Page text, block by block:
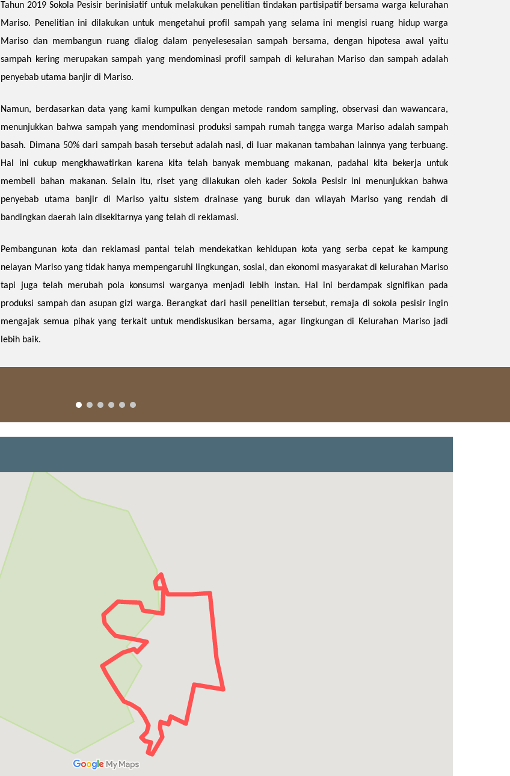
Tahun 2019 Sokola Pesisir berinisiatif untuk melakukan penelitian tindakan partisipatif bersama warga kelurahan
Mariso. Penelitian ini dilakukan untuk mengetahui profil sampah yang selama ini mengisi ruang hidup warga
Mariso dan membangun ruang dialog dalam penyelesesaian sampah bersama, dengan hipotesa awal yaitu
sampah kering merupakan sampah yang mendominasi profil sampah di kelurahan Mariso dan sampah adalah
penyebab utama banjir di Mariso.
Namun, berdasarkan data yang kami kumpulkan dengan metode random sampling, observasi dan wawancara,
menunjukkan bahwa sampah yang mendominasi produksi sampah rumah tangga warga Mariso adalah sampah
basah. Dimana 50% dari sampah basah tersebut adalah nasi, di luar makanan tambahan lainnya yang terbuang.
Hal ini cukup mengkhawatirkan karena kita telah banyak membuang makanan, padahal kita bekerja untuk
membeli bahan makanan. Selain itu, riset yang dilakukan oleh kader Sokola Pesisir ini menunjukkan bahwa
penyebab utama banjir di Mariso yaitu sistem drainase yang buruk dan wilayah Mariso yang rendah di
bandingkan daerah lain disekitarnya yang telah di reklamasi.
Pembangunan kota dan reklamasi pantai telah mendekatkan kehidupan kota yang serba cepat ke kampung
nelayan Mariso yang tidak hanya mempengaruhi lingkungan, sosial, dan ekonomi masyarakat di kelurahan Mariso
tapi juga telah merubah pola konsumsi warganya menjadi lebih instan. Hal ini berdampak signifikan pada
produksi sampah dan asupan gizi warga. Berangkat dari hasil penelitian tersebut, remaja di sokola pesisir ingin
mengajak semua pihak yang terkait untuk mendiskusikan bersama, agar lingkungan di Kelurahan Mariso jadi
lebih baik.